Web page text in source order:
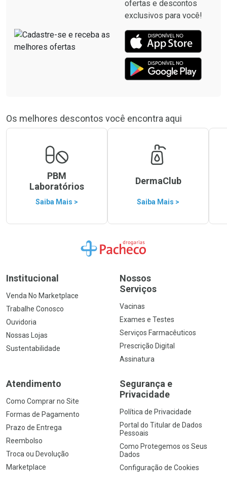
ofertas e descontos
exclusivos para você!
Os melhores descontos você encontra aqui
PBM
Laboratórios
Saiba Mais >
DermaClub
Saiba Mais >
Ir para a Home
Institucional
Venda No Marketplace
Trabalhe Conosco
Ouvidoria
Nossas Lojas
Sustentabilidade
Nossos
Serviços
Vacinas
Exames e Testes
Serviços Farmacêuticos
Prescrição Digital
Assinatura
Atendimento
Como Comprar no Site
Formas de Pagamento
Prazo de Entrega
Reembolso
Troca ou Devolução
Marketplace
Segurança e
Privacidade
Política de Privacidade
Portal do Titular de Dados
Pessoais
Como Protegemos os Seus
Dados
Configuração de Cookies